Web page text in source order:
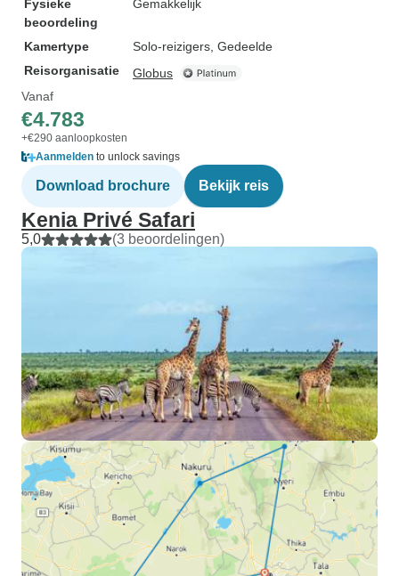
Fysieke
beoordeling
Gemakkelijk
Kamertype
Solo-reizigers, Gedeelde
Reisorganisatie
Globus
Vanaf
€4.783
+€290 aanloopkosten
Aanmelden to unlock savings
Download brochure Bekijk reis
Kenia Privé Safari
5,0 (3 beoordelingen)